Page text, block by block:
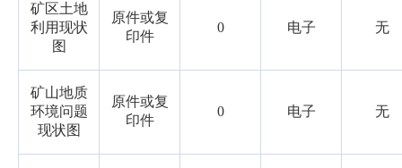
矿区土地
利用现状
图
原件或复
印件
0 电子 无
矿山地质
环境问题
现状图
原件或复
印件
0 电子 无